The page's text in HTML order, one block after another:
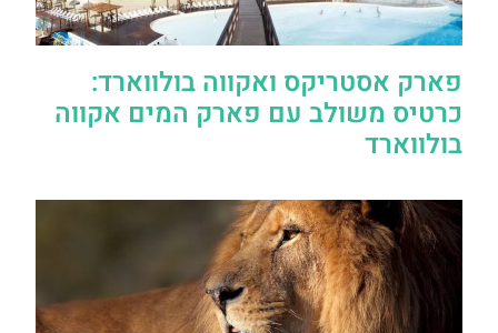
פארק אסטריקס ואקווה בולווארד:
כרטיס משולב עם פארק המים אקווה
בולווארד